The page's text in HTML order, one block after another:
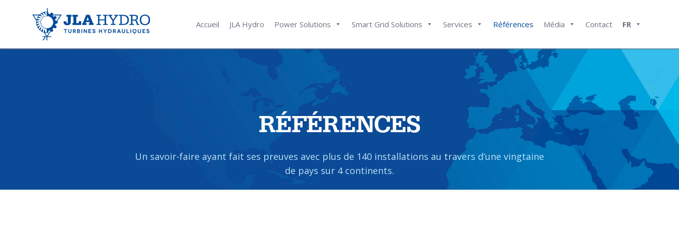
Accueil JLA Hydro Power Solutions Smart Grid Solutions Services Références Média Contact FR
RÉFÉRENCES
Un savoir-faire ayant fait ses preuves avec plus de 140 installations au travers d’une vingtaine
de pays sur 4 continents.